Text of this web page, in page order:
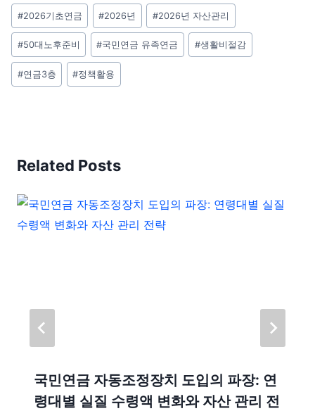
Post
Tags:
#2026기초연금 #2026년 #2026년 자산관리
#50대노후준비 #국민연금 유족연금 #생활비절감
#연금3층 #정책활용
Related Posts
국민연금 자동조정장치 도입의 파장: 연
령대별 실질 수령액 변화와 자산 관리 전